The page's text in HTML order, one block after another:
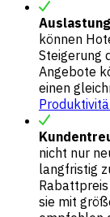
können
Steigerung
Angebote
einen
nicht nur
langfristig
sie mit